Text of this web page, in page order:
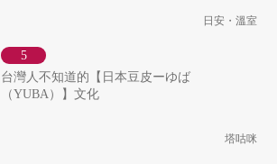
日安・溫室
台灣人不知道的【日本豆皮ーゆば
（YUBA）】文化
塔咕咪